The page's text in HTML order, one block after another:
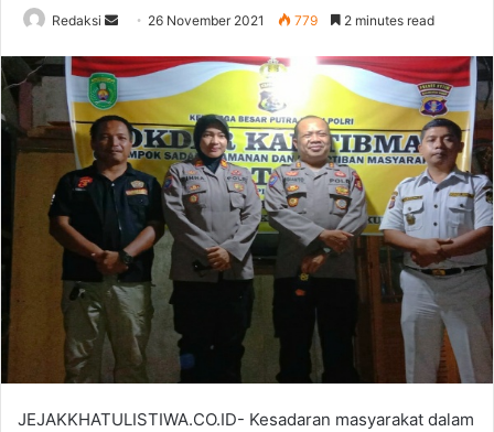
Redaksi
Send
email
26 November 2021 779 2 minutes read
JEJAKKHATULISTIWA.CO.ID- Kesadaran masyarakat dalam